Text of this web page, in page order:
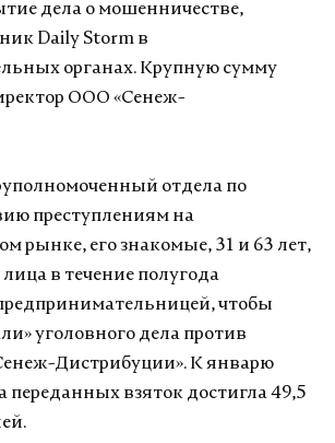
дела о мошенничестве,
Daily Storm в
органах. Крупную сумму
ООО «Сенеж-
отдела по
преступлениям на
рынке, его знакомые, 31 и 63 лет,
в течение полугода
чтобы
уголовного дела против
Дистрибуции». К январю
переданных взяток достигла 49,5